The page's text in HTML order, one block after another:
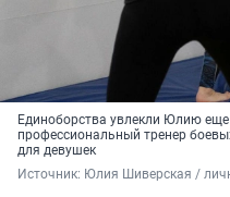
Единоборства увлекли Юлию еще
профессиональный тренер
для девушек
Источник: Юлия Шиверская /